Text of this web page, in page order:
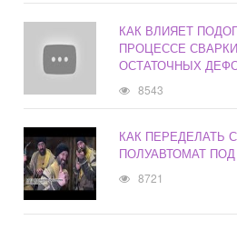
КАК ВЛИЯЕТ
ПРОЦЕССЕ
ОСТАТОЧНЫХ
8543
КАК ПЕРЕДЕЛАТЬ
ПОЛУАВТОМАТ
8721